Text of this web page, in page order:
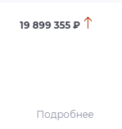
19 899 355 ₽
Подробнее